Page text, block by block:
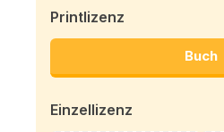
Printlizenz
Buch
Einzellizenz